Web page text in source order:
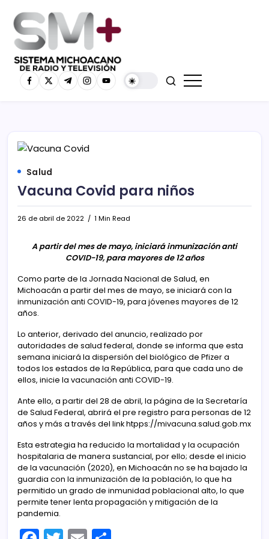
Salud
Vacuna Covid para niños
26 de abril de 2022 1 Min Read
A partir del mes de mayo, iniciará inmunización anti
COVID-19, para mayores de 12 años
Como parte de la Jornada Nacional de Salud, en
Michoacán a partir del mes de mayo, se iniciará con la
inmunización anti COVID-19, para jóvenes mayores de 12
años.
Lo anterior, derivado del anuncio, realizado por
autoridades de salud federal, donde se informa que esta
semana iniciará la dispersión del biológico de Pfizer a
todos los estados de la República, para que cada uno de
ellos, inicie la vacunación anti COVID-19.
Ante ello, a partir del 28 de abril, la página de la Secretaría
de Salud Federal, abrirá el pre registro para personas de 12
años y más a través del link htpps://mivacuna.salud.gob.mx
Esta estrategia ha reducido la mortalidad y la ocupación
hospitalaria de manera sustancial, por ello; desde el inicio
de la vacunación (2020), en Michoacán no se ha bajado la
guardia con la inmunización de la población, lo que ha
permitido un grado de inmunidad poblacional alto, lo que
permite tener lenta propagación y mitigación de la
pandemia.